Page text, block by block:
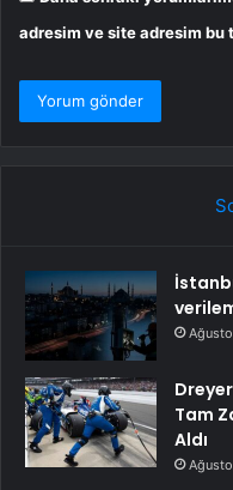
adresim ve site adresim bu
Tam
Aldı